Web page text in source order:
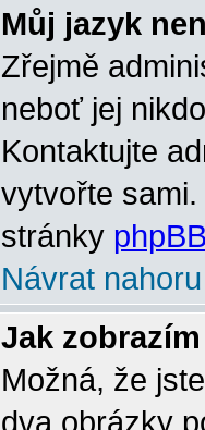
Můj jazyk
Zřejmě
neboť jej
Kontaktujte
vytvořte
stránky
Návrat nahoru
Jak
Možná, že
dva obrázky